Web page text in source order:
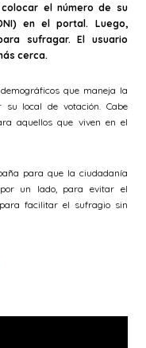
el número de su
en el portal. Luego,
sufragar. El usuario
cerca.
que maneja la
local de votación. Cabe
aquellos que viven en el
para que la ciudadanía
un lado, para evitar el
para facilitar el sufragio sin